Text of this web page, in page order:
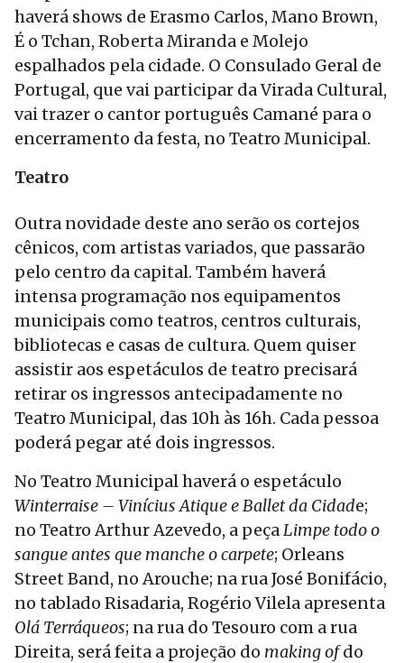
haverá shows de Erasmo Carlos, Mano Brown,
É o Tchan, Roberta Miranda e Molejo
espalhados pela cidade. O Consulado Geral de
Portugal, que vai participar da Virada Cultural,
vai trazer o cantor português Camané para o
encerramento da festa, no Teatro Municipal.
Teatro
Outra novidade deste ano serão os cortejos
cênicos, com artistas variados, que passarão
pelo centro da capital. Também haverá
intensa programação nos equipamentos
municipais como teatros, centros culturais,
bibliotecas e casas de cultura. Quem quiser
assistir aos espetáculos de teatro precisará
retirar os ingressos antecipadamente no
Teatro Municipal, das 10h às 16h. Cada pessoa
poderá pegar até dois ingressos.
No Teatro Municipal haverá o espetáculo
Winterraise – Vinícius Atique e Ballet da Cidade;
no Teatro Arthur Azevedo, a peça Limpe todo o
sangue antes que manche o carpete; Orleans
Street Band, no Arouche; na rua José Bonifácio,
no tablado Risadaria, Rogério Vilela apresenta
Olá Terráqueos; na rua do Tesouro com a rua
Direita, será feita a projeção do making ofdo